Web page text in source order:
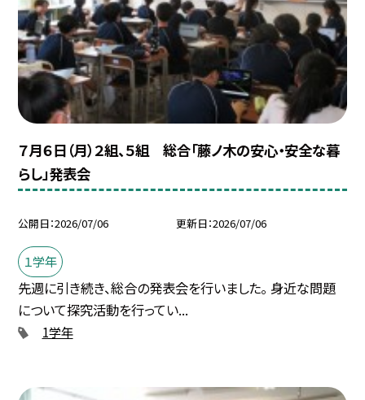
７月６日（月）２組、５組 総合「藤ノ木の安心・安全な暮
らし」発表会
公開日 2026/07/06 更新日 2026/07/06
１学年
先週に引き続き、総合の発表会を行いました。 身近な問題
について探究活動を行ってい...
1学年